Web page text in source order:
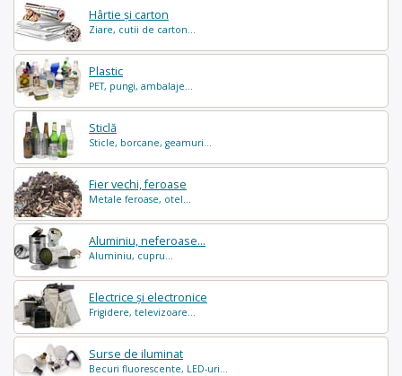
Hârtie și carton
Ziare, cutii de carton...
Plastic
PET, pungi, ambalaje...
Sticlă
Sticle, borcane, geamuri...
Fier vechi, feroase
Metale feroase, otel...
Aluminiu, neferoase...
Aluminiu, cupru...
Electrice și electronice
Frigidere, televizoare...
Surse de iluminat
Becuri fluorescente, LED-uri...